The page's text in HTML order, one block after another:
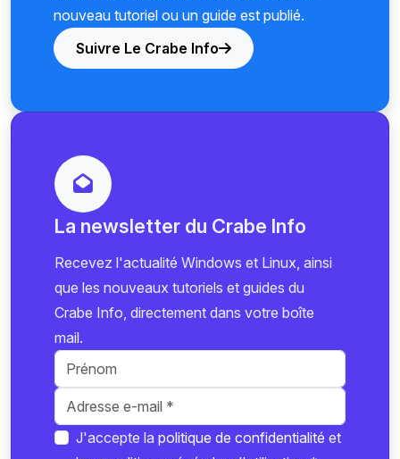
nouveau tutoriel ou un guide est publié.
Suivre Le Crabe Info
La newsletter du Crabe Info
Recevez l'actualité Windows et Linux, ainsi
que les nouveaux tutoriels et guides du
Crabe Info, directement dans votre boîte
mail.
J'accepte la politique de confidentialité et